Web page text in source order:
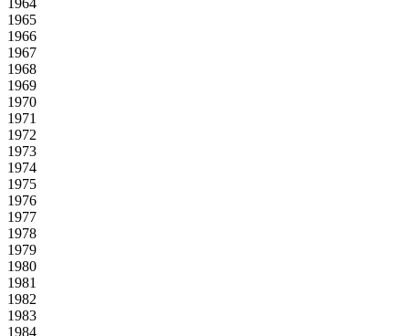
1964
1965
1966
1967
1968
1969
1970
1971
1972
1973
1974
1975
1976
1977
1978
1979
1980
1981
1982
1983
1984